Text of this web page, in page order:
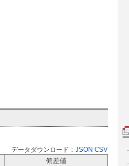
データダウンロード： JSON CSV
偏差値